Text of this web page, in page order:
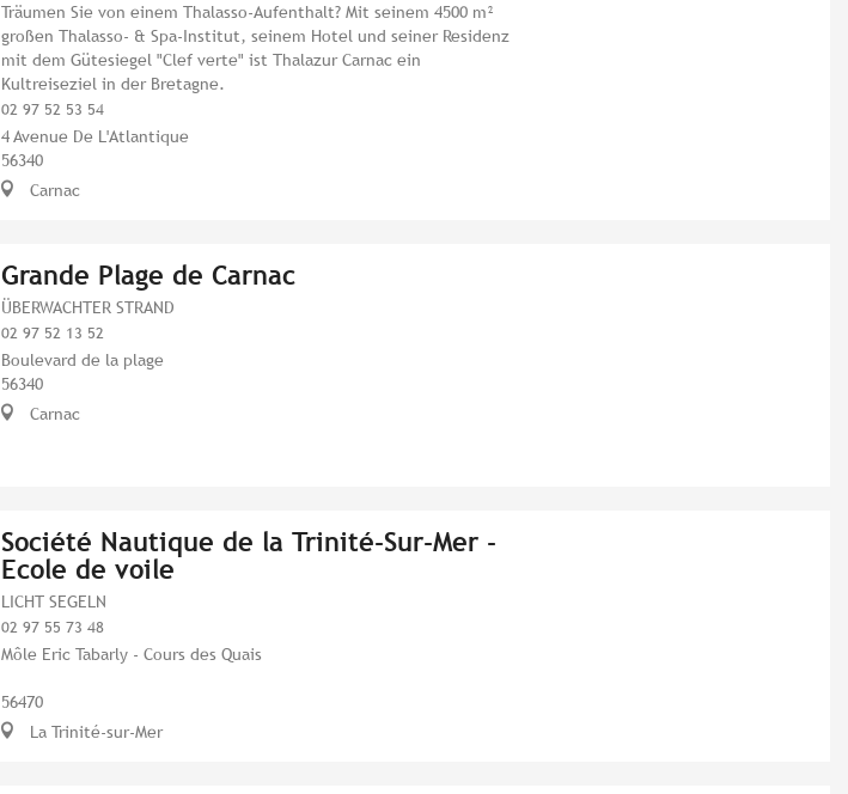
Träumen Sie von einem Thalasso-Aufenthalt? Mit seinem 4500 m²
großen Thalasso- & Spa-Institut, seinem Hotel und seiner Residenz
mit dem Gütesiegel "Clef verte" ist Thalazur Carnac ein
Kultreiseziel in der Bretagne.
02 97 52 53 54
4 Avenue De L'Atlantique
56340
Carnac
Grande Plage de Carnac
ÜBERWACHTER STRAND
02 97 52 13 52
Boulevard de la plage
56340
Carnac
Société Nautique de la Trinité-Sur-Mer -
Ecole de voile
LICHT SEGELN
02 97 55 73 48
Môle Eric Tabarly - Cours des Quais
56470
La Trinité-sur-Mer